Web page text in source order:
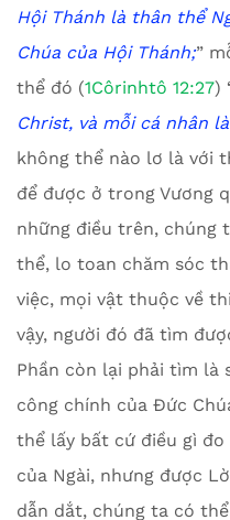
Hội Thánh là thân thể
Chúa của Hội Thánh;”
thể đó (1Côrinhtô 12:27)
Christ, và mỗi cá nhân
không thể nào lơ là với
để được ở trong Vương
những điều trên, chúng
thể, lo toan chăm sóc
việc, mọi vật thuộc về
vậy, người đó đã tìm
Phần còn lại phải tìm là
công chính của Đức
thể lấy bất cứ điều gì
của Ngài, nhưng được
dẫn dắt, chúng ta có